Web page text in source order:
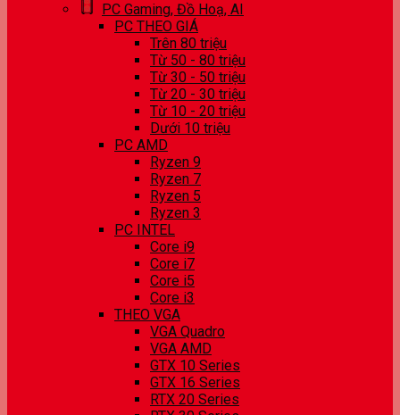
PC Gaming, Đồ Hoạ, AI
PC THEO GIÁ
Trên 80 triệu
Từ 50 - 80 triệu
Từ 30 - 50 triệu
Từ 20 - 30 triệu
Từ 10 - 20 triệu
Dưới 10 triệu
PC AMD
Ryzen 9
Ryzen 7
Ryzen 5
Ryzen 3
PC INTEL
Core i9
Core i7
Core i5
Core i3
THEO VGA
VGA Quadro
VGA AMD
GTX 10 Series
GTX 16 Series
RTX 20 Series